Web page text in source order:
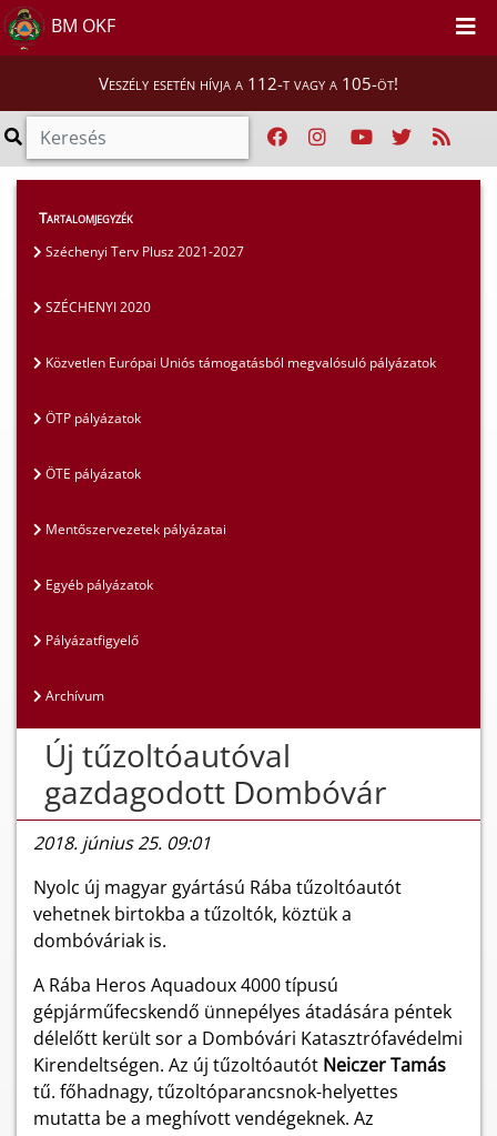
BM OKF
Veszély esetén hívja a 112-t vagy a 105-öt!
Szakmai tájékoztatók
SZÉCHENYI 2020
Tartalomjegyzék
Széchenyi Terv Plusz 2021-2027
SZÉCHENYI 2020
Közvetlen Európai Uniós támogatásból megvalósuló pályázatok
ÖTP pályázatok
ÖTE pályázatok
Mentőszervezetek pályázatai
Egyéb pályázatok
Pályázatfigyelő
Archívum
Új tűzoltóautóval
gazdagodott Dombóvár
2018. június 25. 09:01
Nyolc új magyar gyártású Rába tűzoltóautót
vehetnek birtokba a tűzoltók, köztük a
dombóváriak is.
A Rába Heros Aquadoux 4000 típusú
gépjárműfecskendő ünnepélyes átadására péntek
délelőtt került sor a Dombóvári Katasztrófavédelmi
Kirendeltségen. Az új tűzoltóautót Neiczer Tamás
tű. főhadnagy, tűzoltóparancsnok-helyettes
mutatta be a meghívott vendégeknek. Az